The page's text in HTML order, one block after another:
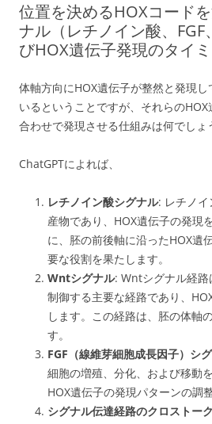
位置を決めるHOXコード
ナル（レチノイン酸、FGF
びHOX遺伝子発現のタイ
体軸方向にHOX遺伝子が整然と発現
いるということですが、それらの
合わせで発現させる仕組みは何でしょ
ChatGPTによれば、
レチノイン酸シグナル: レチノ
産物であり、HOX遺伝子の発現
に、胚の前後軸に沿ったHOX遺
要な役割を果たします。
Wntシグナル: Wntシグナル経路
制御する主要な経路であり、
します。この経路は、胚の体軸
す。
FGF（線維芽細胞成長因子）シ
細胞の増殖、分化、および移動
HOX遺伝子の発現パターンの調
シグナル伝達経路のクロストーク